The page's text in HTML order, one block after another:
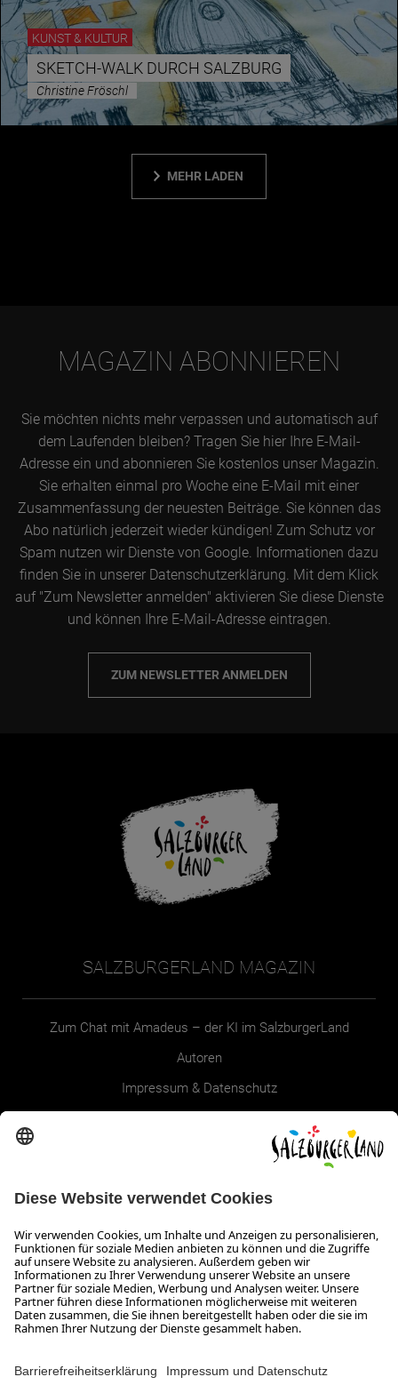
KUNST & KULTUR
SKETCH-WALK DURCH SALZBURG
Christine Fröschl
MEHR LADEN
MAGAZIN ABONNIEREN
Sie möchten nichts mehr verpassen und automatisch auf
dem Laufenden bleiben? Tragen Sie hier Ihre E-Mail-
Adresse ein und abonnieren Sie kostenlos unser Magazin.
Sie erhalten einmal pro Woche eine E-Mail mit einer
Zusammenfassung der neuesten Beiträge. Sie können das
Abo natürlich jederzeit wieder kündigen! Zum Schutz vor
Spam nutzen wir Dienste von Google. Informationen dazu
finden Sie in unserer Datenschutzerklärung. Mit dem Klick
auf "Zum Newsletter anmelden" aktivieren Sie diese Dienste
und können Ihre E-Mail-Adresse eintragen.
ZUM NEWSLETTER ANMELDEN
SALZBURGERLAND MAGAZIN
Zum Chat mit Amadeus – der KI im SalzburgerLand
Autoren
Impressum & Datenschutz
Infos zum Urlaub im SalzburgerLand
Veranstaltungen im SalzburgerLand
Aktuelle Urlaubsangebote
Newsroom
Presse